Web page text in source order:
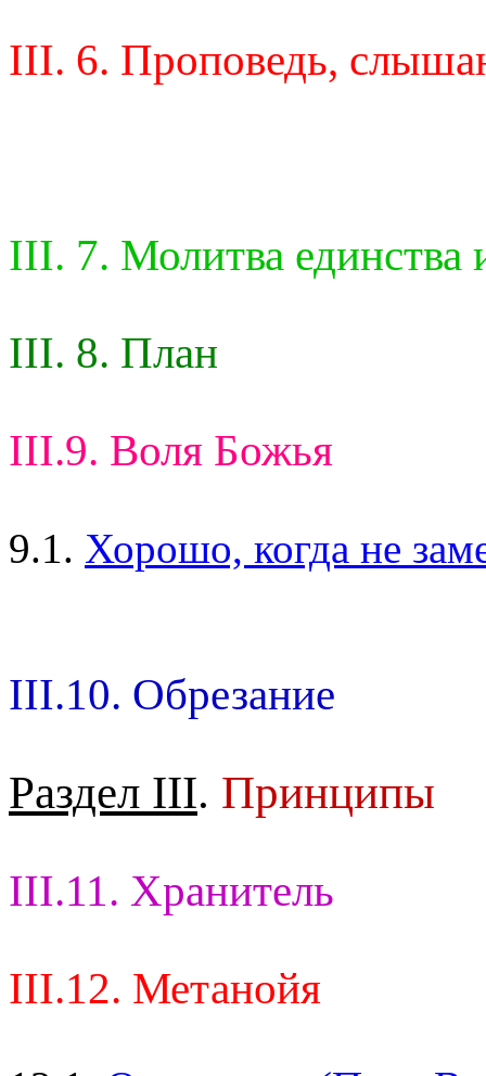
III. 6. Проповедь,
III. 7. Молитва единства
III. 8. План
III.9. Воля Божья
9.1. Хорошо, когда не
III.10. Обрезание
Раздел III. Принципы
III.11. Хранитель
III.12. Метанойя